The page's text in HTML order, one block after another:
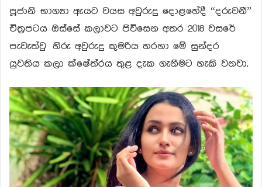
පූජානි භාග්‍යා ඇයට වයස අවුරුදු දොළහේදී “දරුවනී”
චිත්‍රපටය ඔස්සේ කලාවට පිවිසෙන අතර 2018 වසරේ
පැවැත්වු හිරු අවුරුදු කුමරිය හරහා මේ සුන්දර
යුවතිය කලා ක්ෂේත්රය තුළ දැක ගැනීමට හැකි වනවා.